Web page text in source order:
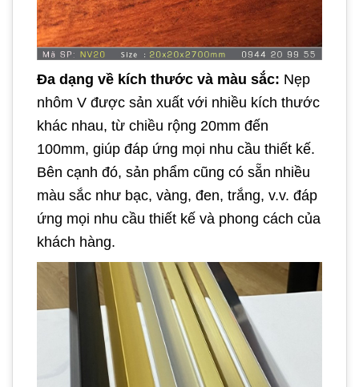
Đa dạng về kích thước và màu sắc: Nẹp
nhôm V được sản xuất với nhiều kích thước
khác nhau, từ chiều rộng 20mm đến
100mm, giúp đáp ứng mọi nhu cầu thiết kế.
Bên cạnh đó, sản phẩm cũng có sẵn nhiều
màu sắc như bạc, vàng, đen, trắng, v.v. đáp
ứng mọi nhu cầu thiết kế và phong cách của
khách hàng.